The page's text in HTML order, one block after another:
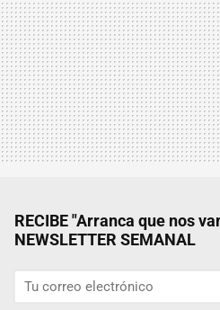
RECIBE "Arranca que nos
NEWSLETTER SEMANAL